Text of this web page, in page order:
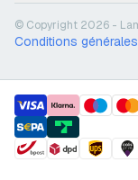
© Copyright 2026 -
Conditions générales
payment methods
shipment methods